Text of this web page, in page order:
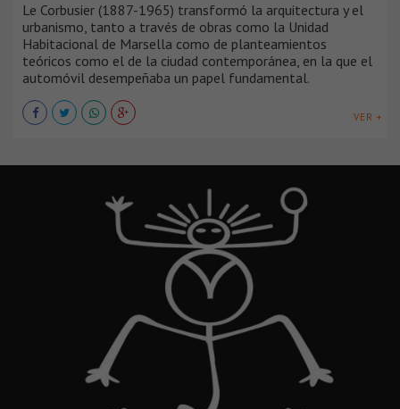
Le Corbusier (1887-1965) transformó la arquitectura y el
urbanismo, tanto a través de obras como la Unidad
Habitacional de Marsella como de planteamientos
teóricos como el de la ciudad contemporánea, en la que el
automóvil desempeñaba un papel fundamental.
VER +